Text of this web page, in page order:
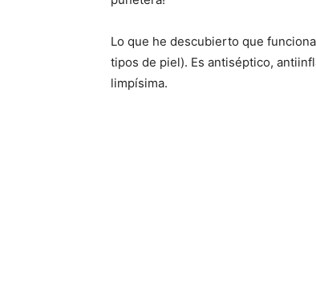
Lo que he descubierto que
tipos de piel). Es antiséptico,
limpísima.